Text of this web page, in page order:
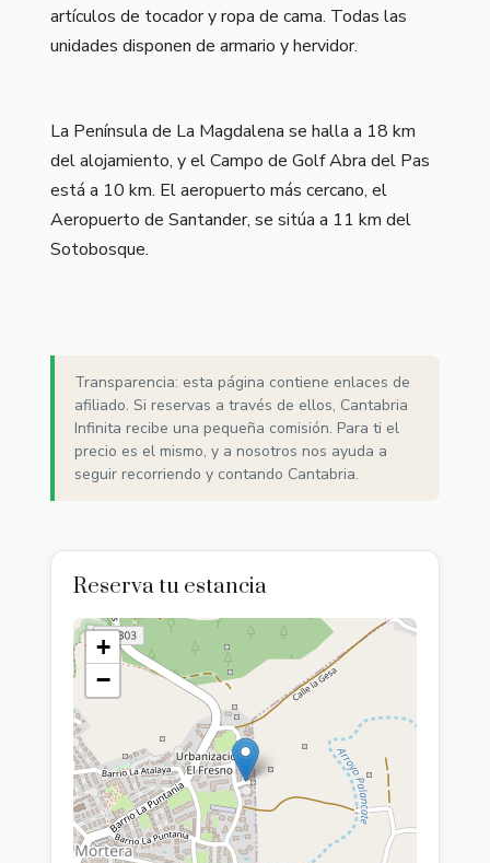
artículos de tocador y ropa de cama. Todas las
unidades disponen de armario y hervidor.
La Península de La Magdalena se halla a 18 km
del alojamiento, y el Campo de Golf Abra del Pas
está a 10 km. El aeropuerto más cercano, el
Aeropuerto de Santander, se sitúa a 11 km del
Sotobosque.
Transparencia: esta página contiene enlaces de
afiliado. Si reservas a través de ellos, Cantabria
Infinita recibe una pequeña comisión. Para ti el
precio es el mismo, y a nosotros nos ayuda a
seguir recorriendo y contando Cantabria.
Reserva tu estancia
+
−